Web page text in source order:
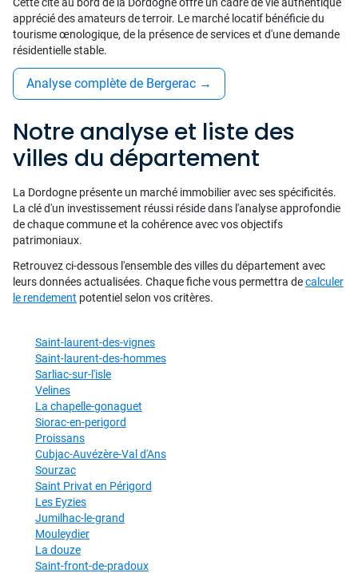
apprécié des amateurs de terroir. Le marché locatif bénéficie du
tourisme œnologique, de la présence de services et d'une demande
résidentielle stable.
Analyse complète de Bergerac →
Notre analyse et liste des
villes du département
La Dordogne présente un marché immobilier avec ses spécificités.
La clé d'un investissement réussi réside dans l'analyse approfondie
de chaque commune et la cohérence avec vos objectifs
patrimoniaux.
Retrouvez ci-dessous l'ensemble des villes du département avec
leurs données actualisées. Chaque fiche vous permettra decalculer
le rendement potentiel selon vos critères.
Saint-laurent-des-vignes
Saint-laurent-des-hommes
Sarliac-sur-l'isle
Velines
La chapelle-gonaguet
Siorac-en-perigord
Proissans
Cubjac-Auvézère-Val d'Ans
Sourzac
Saint Privat en Périgord
Les Eyzies
Jumilhac-le-grand
Mouleydier
La douze
Saint-front-de-pradoux